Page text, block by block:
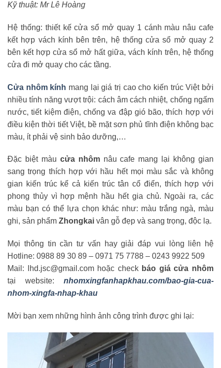
Kỹ thuật: Mr Lê Hoàng
Hệ thống: thiết kế cửa sổ mở quay 1 cánh màu nâu cafe
kết hợp vách kính bên trên, hệ thống cửa sổ mở quay 2
bên kết hợp cửa sổ mở hất giữa, vách kính trên, hệ thống
cửa đi mở quay cho các tầng.
Cửa nhôm kính mang lại giá trị cao cho kiến trúc Việt bởi
nhiều tính năng vượt trội: cách âm cách nhiệt, chống ngấm
nước, tiết kiệm điện, chống va đập gió bão, thích hợp với
điều kiện thời tiết Việt, bề mặt sơn phủ tĩnh điện không bạc
màu, ít phải vệ sinh bảo dưỡng,…
Đặc biệt màu cửa nhômnâu cafe mang lại không gian
sang trọng thích hợp với hầu hết mọi màu sắc và không
gian kiến trúc kể cả kiến trúc tân cổ điển, thích hợp với
phong thủy vì hợp mệnh hầu hết gia chủ. Ngoài ra, các
màu bạn có thể lựa chọn khác như: màu trắng ngà, màu
ghi, sản phẩm Zhongkai vân gỗ đẹp và sang trọng, độc lạ.
Mọi thông tin cần tư vấn hay giải đáp vui lòng liên hệ
Hotline: 0988 89 30 89 – 0971 75 7788 – 0243 9922 509
Mail: lhd.jsc@gmail.com hoặc check báo giá cửa nhôm
tại website:
nhomxingfanhapkhau.com/bao-gia-cua-
nhom-xingfa-nhap-khau
Mời bạn xem những hình ảnh công trình được ghi lại: